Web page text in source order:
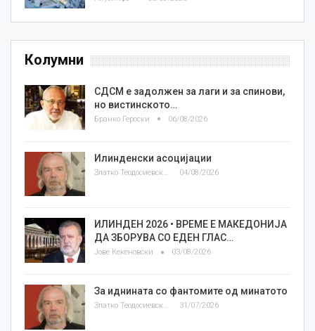
Колумни
СДСМ е задолжен за лаги и за спинови,
но вистинското…
Бранко Героски 06/08/2026
Илинденски асоцијации
Златко Теодосиевски 04/08/2026
ИЛИНДЕН 2026 • ВРЕМЕ Е МАКЕДОНИЈА
ДА ЗБОРУВА СО ЕДЕН ГЛАС…
Јове Кекеновски 03/08/2026
За иднината со фантомите од минатото
Златко Теодосиевски 31/07/2026